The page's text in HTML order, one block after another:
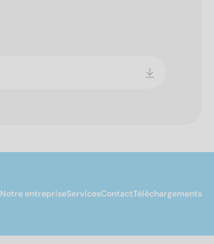
Notre entrepriseServicesContactTéléchargements